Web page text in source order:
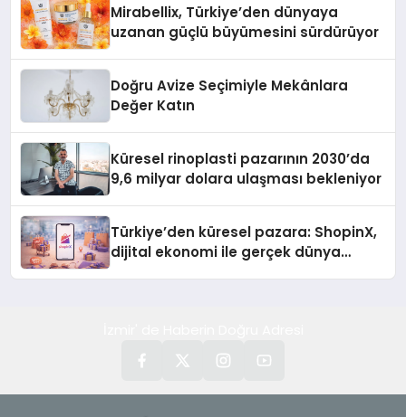
Mirabellix, Türkiye’den dünyaya
uzanan güçlü büyümesini sürdürüyor
Doğru Avize Seçimiyle Mekânlara
Değer Katın
Küresel rinoplasti pazarının 2030’da
9,6 milyar dolara ulaşması bekleniyor
Türkiye’den küresel pazara: ShopinX,
dijital ekonomi ile gerçek dünya